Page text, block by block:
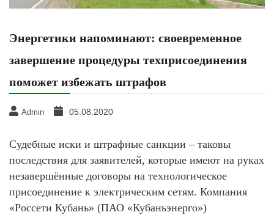
Энергетики напоминают: своевременное
завершение процедуры техприсоединения
поможет избежать штрафов
Admin 05.08.2020
Судебные иски и штрафные санкции – таковы
последствия для заявителей, которые имеют на руках
незавершённые договоры на технологическое
присоединение к электрическим сетям. Компания
«Россети Кубань» (ПАО «Кубаньэнерго»)